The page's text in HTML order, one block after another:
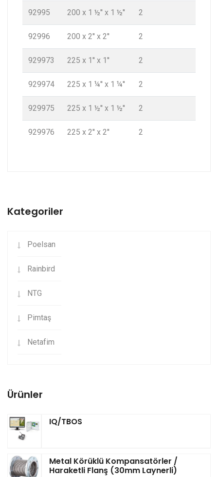
92995 200 x 1 ½'' x 1 ½'' 2
92996 200 x 2'' x 2'' 2
929973 225 x 1'' x 1'' 2
929974 225 x 1 ¼'' x 1 ¼'' 2
929975 225 x 1 ½'' x 1 ½'' 2
929976 225 x 2'' x 2'' 2
Kategoriler
Poelsan
Rainbird
NTG
Pimtaş
Netafim
Ürünler
IQ/TBOS
Metal Körüklü Kompansatörler /
Haraketli Flanş (30mm Laynerli)